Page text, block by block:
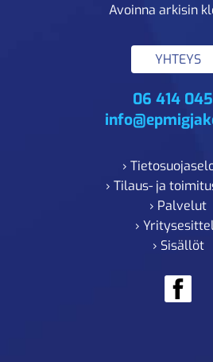
Avoinna arkisin
YHTEYS
06 414
›
› Tilaus- ja
› Palvelut
›
› Sisällöt